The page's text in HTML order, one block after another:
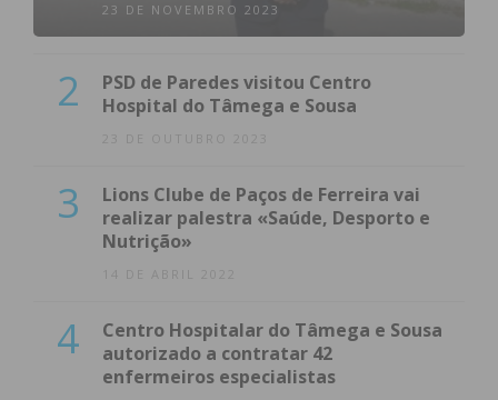
23 DE NOVEMBRO 2023
2
PSD de Paredes visitou Centro
Hospital do Tâmega e Sousa
23 DE OUTUBRO 2023
3
Lions Clube de Paços de Ferreira vai
realizar palestra «Saúde, Desporto e
Nutrição»
14 DE ABRIL 2022
4
Centro Hospitalar do Tâmega e Sousa
autorizado a contratar 42
enfermeiros especialistas